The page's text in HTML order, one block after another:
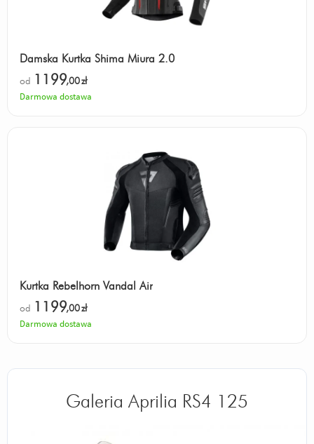
Damska Kurtka Shima Miura 2.0
od 1199,00zł
Darmowa dostawa
Kurtka Rebelhorn Vandal Air
od 1199,00zł
Darmowa dostawa
Galeria Aprilia RS4 125